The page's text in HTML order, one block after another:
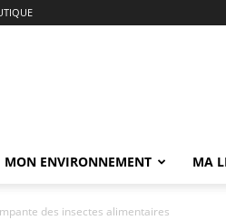
MON ENVIRONNEMENT MA
des insectes alimentaires